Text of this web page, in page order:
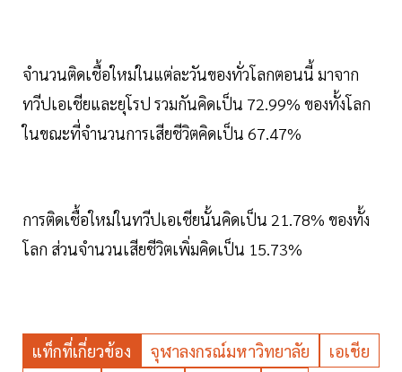
จำนวนติดเชื้อใหม่ในแต่ละวันของทั่วโลกตอนนี้ มาจาก
ทวีปเอเชียและยุโรป รวมกันคิดเป็น 72.99% ของทั้งโลก
ในขณะที่จำนวนการเสียชีวิตคิดเป็น 67.47%
การติดเชื้อใหม่ในทวีปเอเชียนั้นคิดเป็น 21.78% ของทั้ง
โลก ส่วนจำนวนเสียชีวิตเพิ่มคิดเป็น 15.73%
แท็กที่เกี่ยวข้อง จุฬาลงกรณ์มหาวิทยาลัย
เอเชีย